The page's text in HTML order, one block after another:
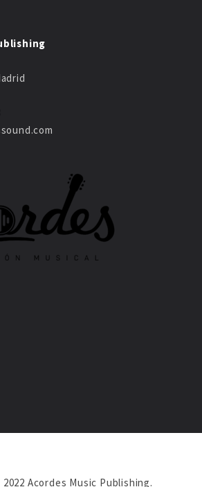
Acordes Music Publishing.